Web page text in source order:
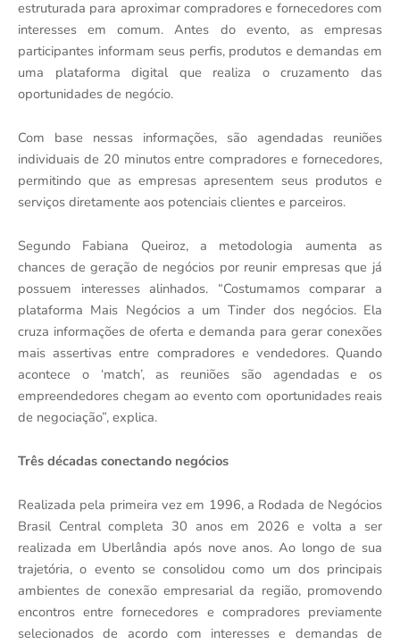
estruturada para aproximar compradores e fornecedores com
interesses em comum. Antes do evento, as empresas
participantes informam seus perfis, produtos e demandas em
uma plataforma digital que realiza o cruzamento das
oportunidades de negócio.
Com base nessas informações, são agendadas reuniões
individuais de 20 minutos entre compradores e fornecedores,
permitindo que as empresas apresentem seus produtos e
serviços diretamente aos potenciais clientes e parceiros.
Segundo Fabiana Queiroz, a metodologia aumenta as
chances de geração de negócios por reunir empresas que já
possuem interesses alinhados. “Costumamos comparar a
plataforma Mais Negócios a um Tinder dos negócios. Ela
cruza informações de oferta e demanda para gerar conexões
mais assertivas entre compradores e vendedores. Quando
acontece o ‘match’, as reuniões são agendadas e os
empreendedores chegam ao evento com oportunidades reais
de negociação”, explica.
Três décadas conectando negócios
Realizada pela primeira vez em 1996, a Rodada de Negócios
Brasil Central completa 30 anos em 2026 e volta a ser
realizada em Uberlândia após nove anos. Ao longo de sua
trajetória, o evento se consolidou como um dos principais
ambientes de conexão empresarial da região, promovendo
encontros entre fornecedores e compradores previamente
selecionados de acordo com interesses e demandas de